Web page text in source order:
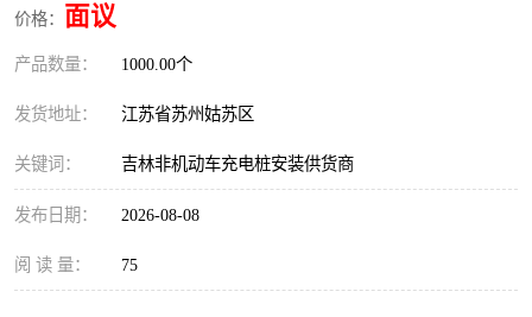
价格： 面议
产品数量： 1000.00个
发货地址： 江苏省苏州姑苏区
关键词： 吉林非机动车充电桩安装供货商
发布日期： 2026-08-08
阅 读 量： 75